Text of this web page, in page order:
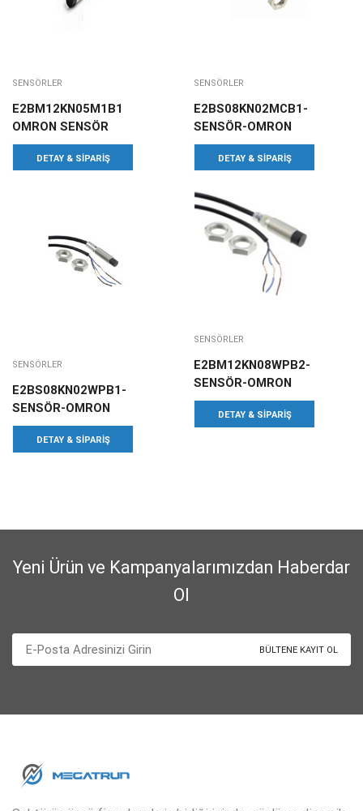
SENSÖRLER
E2BM12KN05M1B1
OMRON SENSÖR
DETAY & SIPARIŞ
SENSÖRLER
E2BS08KN02MCB1-
SENSÖR-OMRON
DETAY & SIPARIŞ
SENSÖRLER
E2BS08KN02WPB1-
SENSÖR-OMRON
DETAY & SIPARIŞ
SENSÖRLER
E2BM12KN08WPB2-
SENSÖR-OMRON
DETAY & SIPARIŞ
Yeni Ürün ve Kampanyalarımızdan Haberdar
Ol